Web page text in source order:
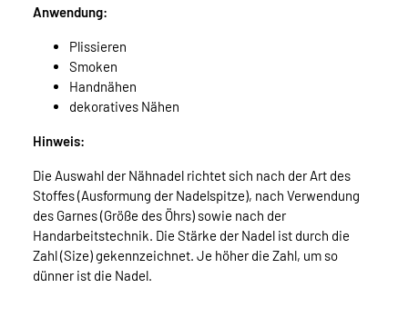
Anwendung:
Plissieren
Smoken
Handnähen
dekoratives Nähen
Hinweis:
Die Auswahl der Nähnadel richtet sich nach der Art des
Stoffes (Ausformung der Nadelspitze), nach Verwendung
des Garnes (Größe des Öhrs) sowie nach der
Handarbeitstechnik. Die Stärke der Nadel ist durch die
Zahl (Size) gekennzeichnet. Je höher die Zahl, um so
dünner ist die Nadel.